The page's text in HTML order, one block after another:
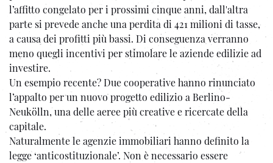
l’affitto congelato per i prossimi cinque anni, dall'altra
parte si prevede anche una perdita di 421 milioni di tasse,
a causa dei profitti più bassi. Di conseguenza verranno
meno quegli incentivi per stimolare le aziende edilizie ad
investire.
Un esempio recente? Due cooperative hanno rinunciato
l’appalto per un nuovo progetto edilizio a Berlino-
Neukölln, una delle aeree più creative e ricercate della
capitale.
Naturalmente le agenzie immobiliari hanno definito la
legge ‘anticostituzionale’. Non è necessario essere